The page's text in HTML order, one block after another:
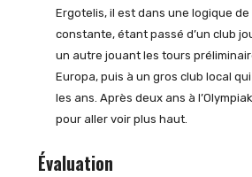
Ergotelis, il est dans une logique
constante, étant passé d’un club
un autre jouant les tours
Europa, puis à un gros club local
les ans. Après deux ans à
pour aller voir plus haut.
Évaluation